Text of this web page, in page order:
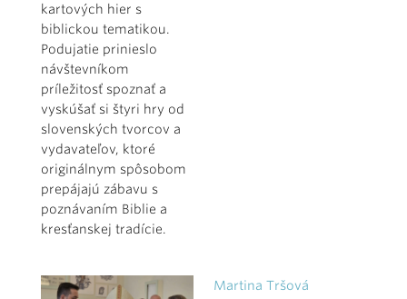
kartových hier s
biblickou tematikou.
Podujatie prinieslo
návštevníkom
príležitosť spoznať a
vyskúšať si štyri hry od
slovenských tvorcov a
vydavateľov, ktoré
originálnym spôsobom
prepájajú zábavu s
poznávaním Biblie a
kresťanskej tradície.
Martina Tršová